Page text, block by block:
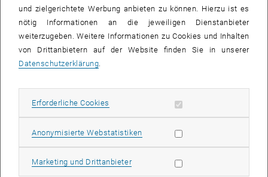
ResearchLab New Social Housing
ab 18 Uhr eine Reihe von
kreativ mit der Anpassung von Wiener Wohngebieten an die
und zielgerichtete Werbung anbieten zu können. Hierzu ist es
nötig Informationen an die jeweiligen Dienstanbieter
weiterzugeben. Weitere Informationen zu Cookies und Inhalten
von Drittanbietern auf der Website finden Sie in unserer
Datenschutzerklärung
Erforderliche Cookies Erforderliche Cookies zulassen
Anonymisierte WebstatistikenStatistik Cookies zulassen
Marketing und DrittanbieterMarketing Cookies zulassen